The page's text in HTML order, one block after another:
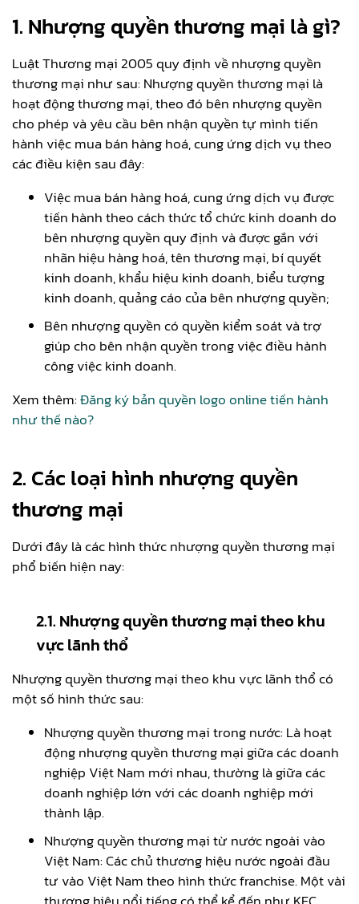
1. Nhượng quyền thương mại là gì?
Luật Thương mại 2005 quy định về nhượng quyền
thương mại như sau: Nhượng quyền thương mại là
hoạt động thương mại, theo đó bên nhượng quyền
cho phép và yêu cầu bên nhận quyền tự mình tiến
hành việc mua bán hàng hoá, cung ứng dịch vụ theo
các điều kiện sau đây:
Việc mua bán hàng hoá, cung ứng dịch vụ được
tiến hành theo cách thức tổ chức kinh doanh do
bên nhượng quyền quy định và được gắn với
nhãn hiệu hàng hoá, tên thương mại, bí quyết
kinh doanh, khẩu hiệu kinh doanh, biểu tượng
kinh doanh, quảng cáo của bên nhượng quyền;
Bên nhượng quyền có quyền kiểm soát và trợ
giúp cho bên nhận quyền trong việc điều hành
công việc kinh doanh.
Xem thêm:Đăng ký bản quyền logo online tiến hành
như thế nào?
2. Các loại hình nhượng quyền
thương mại
Dưới đây là các hình thức nhượng quyền thương mại
phổ biến hiện nay:
2.1. Nhượng quyền thương mại theo khu
vực lãnh thổ
Nhượng quyền thương mại theo khu vực lãnh thổ có
một số hình thức sau:
Nhượng quyền thương mại trong nước: Là hoạt
động nhượng quyền thương mại giữa các doanh
nghiệp Việt Nam mới nhau, thường là giữa các
doanh nghiệp lớn với các doanh nghiệp mới
thành lập.
Nhượng quyền thương mại từ nước ngoài vào
Việt Nam: Các chủ thương hiệu nước ngoài đầu
tư vào Việt Nam theo hình thức franchise. Một vài